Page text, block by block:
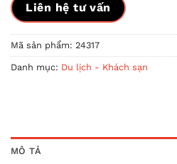
Liên hệ tư vấn
Mã sản phẩm: 24317
Danh mục: Du lịch - Khách sạn
MÔ TẢ